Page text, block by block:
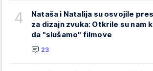
4
Nataša i Natalija su osvojile
za dizajn zvuka: Otkrile su nam
da "slušamo" filmove
23